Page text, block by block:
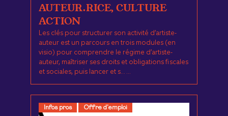
AUTEUR.RICE, CULTURE
ACTION
Les clés pour structurer son activité d’artiste-
auteur est un parcours en trois modules (en
visio) pour comprendre le régime d’artiste-
auteur, maîtriser ses droits et obligations fiscales
et sociales, puis lancer et s... ...
Infos pros Offre d'emploi